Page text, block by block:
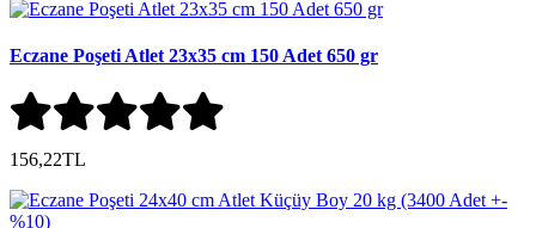
Eczane Poşeti Atlet 23x35 cm 150 Adet 650 gr
156,22TL